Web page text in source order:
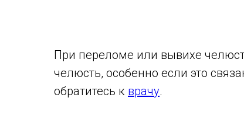
При переломе или вывихе
челюсть, особенно если это
обратитесь к врачу.